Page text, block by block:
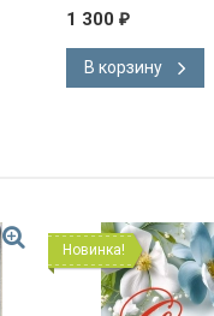
1 300 ₽
В корзину
Новинка!